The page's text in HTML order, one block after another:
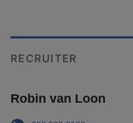
RECRUITER
Robin van Loon